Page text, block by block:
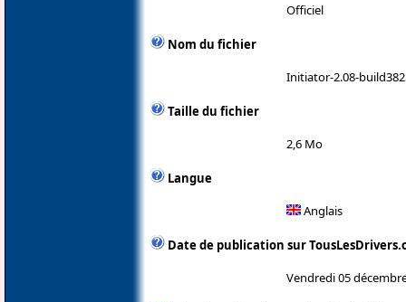
Officiel
Nom du fichier
Initiator-2.08-
Taille du fichier
2,6 Mo
Langue
Anglais
Date de publication sur
Vendredi 05